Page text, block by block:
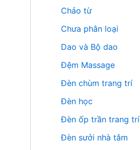
Chảo từ
Chưa phân loại
Dao và Bộ dao
Đệm Massage
Đèn chùm trang trí
Đèn học
Đèn ốp trần trang trí
Đèn sưởi nhà tắm